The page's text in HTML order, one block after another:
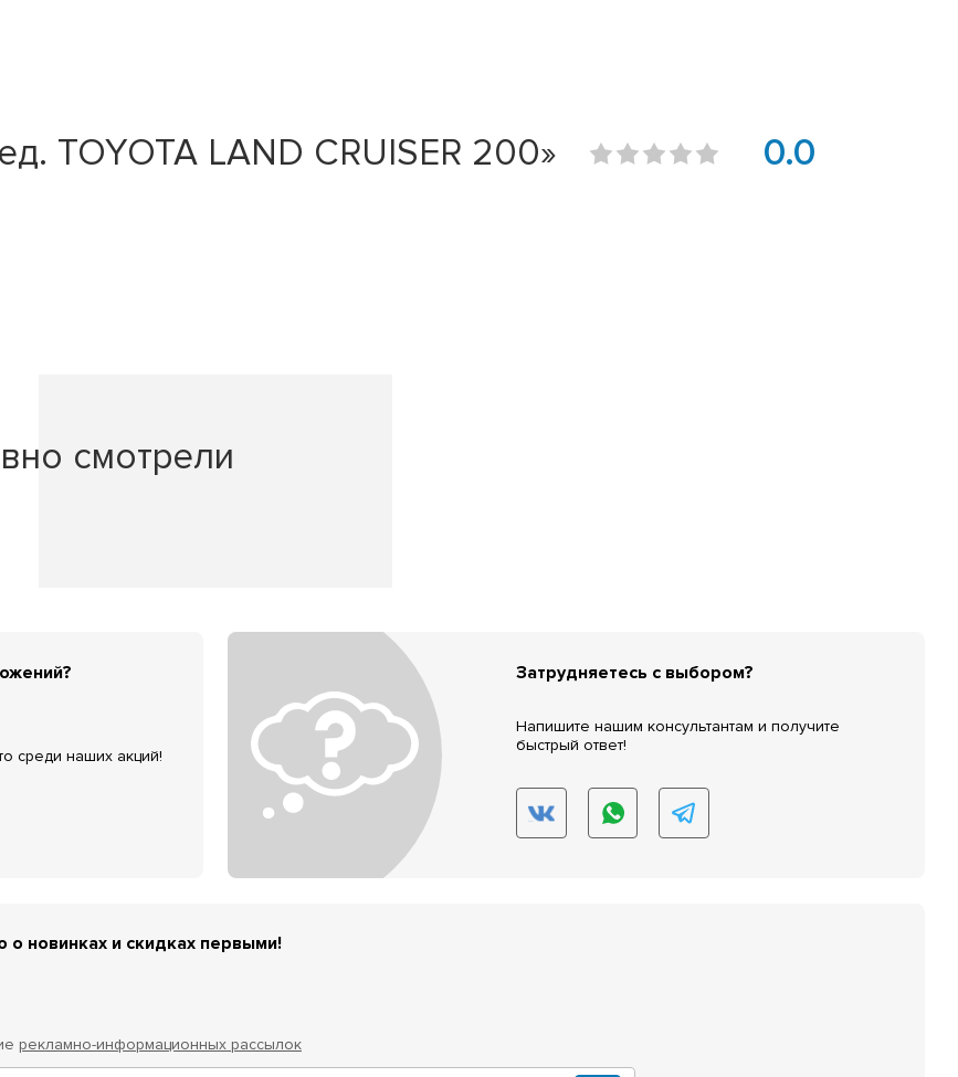
TOYOTA LAND CRUISER 200» 0.0
смотрели
среди наших акций!
Затрудняетесь с выбором?
Напишите нашим консультантам и получите
быстрый ответ!
новинках и скидках первыми!
рекламно-информационных рассылок